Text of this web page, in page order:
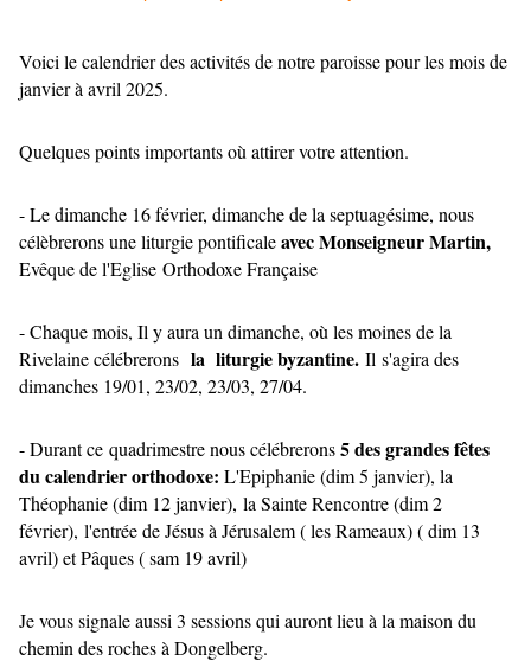
Voici le calendrier des activités de notre paroisse pour les mois de
janvier à avril 2025.
Quelques points importants où attirer votre attention.
- Le dimanche 16 février, dimanche de la septuagésime, nous
célèbrerons une liturgie pontificaleavec Monseigneur Martin,
Evêque de l'Eglise Orthodoxe Française
- Chaque mois, Il y aura un dimanche, où les moines de la
Rivelaine célébrerons la liturgie byzantine. Il s'agira des
dimanches 19/01, 23/02, 23/03, 27/04.
- Durant ce quadrimestre nous célébrerons5 des grandes fêtes
du calendrier orthodoxe: L'Epiphanie (dim 5 janvier), la
Théophanie (dim 12 janvier), la Sainte Rencontre (dim 2
février), l'entrée de Jésus à Jérusalem ( les Rameaux) ( dim 13
avril) et Pâques ( sam 19 avril)
Je vous signale aussi 3 sessions qui auront lieu à la maison du
chemin des roches à Dongelberg.